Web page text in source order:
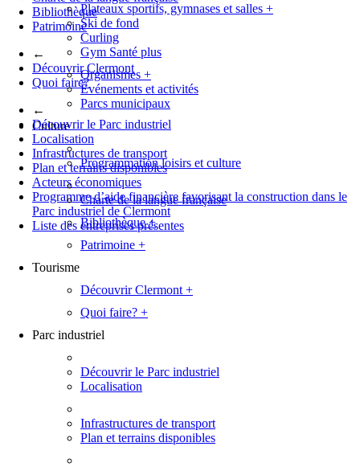
Bibliothèque
Patrimoine
←
Découvrir Clermont
Quoi faire?
←
Découvrir le Parc industriel
Localisation
Infrastructures de transport
Plan et terrains disponibles
Acteurs économiques
Programme d’aide financière favorisant la construction dans le
Parc industriel de Clermont
Liste des entreprises présentes
Plateaux sportifs, gymnases et salles +
Ski de fond
Curling
Gym Santé plus
Organismes +
Événements et activités
Parcs municipaux
Culture
Programmation loisirs et culture
Charte de la langue française
Bibliothèque+
Patrimoine +
Tourisme
Découvrir Clermont +
Quoi faire? +
Parc industriel
Découvrir le Parc industriel
Localisation
Infrastructures de transport
Plan et terrains disponibles